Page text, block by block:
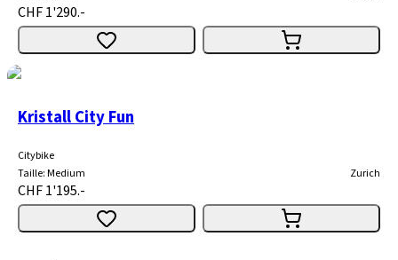
CHF 1'290.-
Kristall City Fun
Citybike
Taille:Medium Zurich
CHF 1'195.-